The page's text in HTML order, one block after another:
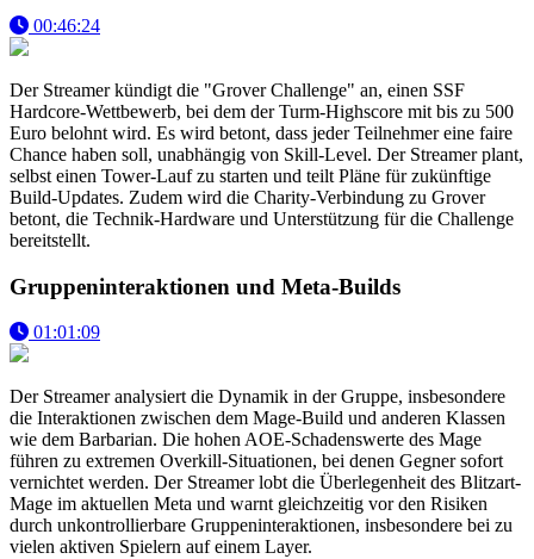
00:46:24
Der Streamer kündigt die "Grover Challenge" an, einen SSF
Hardcore-Wettbewerb, bei dem der Turm-Highscore mit bis zu 500
Euro belohnt wird. Es wird betont, dass jeder Teilnehmer eine faire
Chance haben soll, unabhängig von Skill-Level. Der Streamer plant,
selbst einen Tower-Lauf zu starten und teilt Pläne für zukünftige
Build-Updates. Zudem wird die Charity-Verbindung zu Grover
betont, die Technik-Hardware und Unterstützung für die Challenge
bereitstellt.
Gruppeninteraktionen und Meta-Builds
01:01:09
Der Streamer analysiert die Dynamik in der Gruppe, insbesondere
die Interaktionen zwischen dem Mage-Build und anderen Klassen
wie dem Barbarian. Die hohen AOE-Schadenswerte des Mage
führen zu extremen Overkill-Situationen, bei denen Gegner sofort
vernichtet werden. Der Streamer lobt die Überlegenheit des Blitzart-
Mage im aktuellen Meta und warnt gleichzeitig vor den Risiken
durch unkontrollierbare Gruppeninteraktionen, insbesondere bei zu
vielen aktiven Spielern auf einem Layer.